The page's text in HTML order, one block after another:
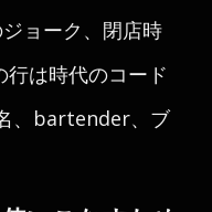
ョーク、閉店時
は時代のコード
、bartender、ブ